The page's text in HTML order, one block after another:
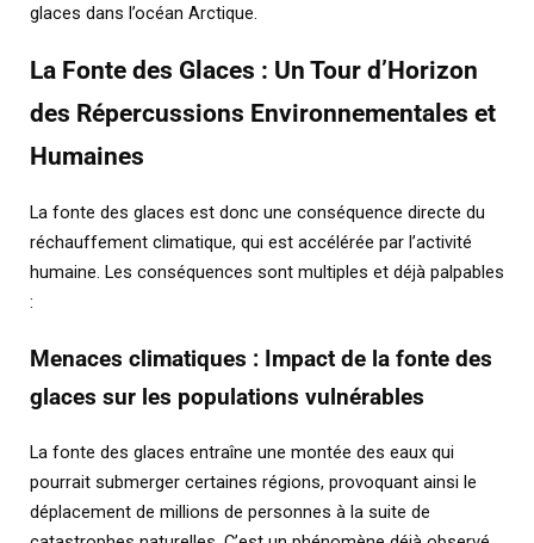
glaces dans l’océan Arctique.
La Fonte des Glaces : Un Tour d’Horizon
des Répercussions Environnementales et
Humaines
La fonte des glaces est donc une conséquence directe du
réchauffement climatique, qui est accélérée par l’activité
humaine. Les conséquences sont multiples et déjà palpables
:
Menaces climatiques : Impact de la fonte des
glaces sur les populations vulnérables
La fonte des glaces entraîne une montée des eaux qui
pourrait submerger certaines régions, provoquant ainsi le
déplacement de millions de personnes à la suite de